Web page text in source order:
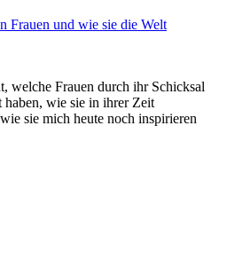
Frauen und wie sie die Welt
welche Frauen durch ihr Schicksal
haben, wie sie in ihrer Zeit
sie mich heute noch inspirieren